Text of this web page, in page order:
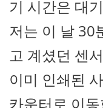
기 시간은 대
저는 이 날 30
고 계셨던 센
이미 인쇄된
카운터로 이